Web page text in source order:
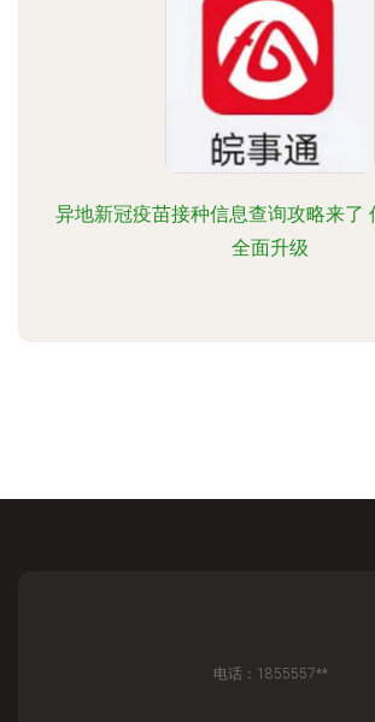
异地新冠疫苗接种信息查询攻略来了
全面升级
电话：1855557**